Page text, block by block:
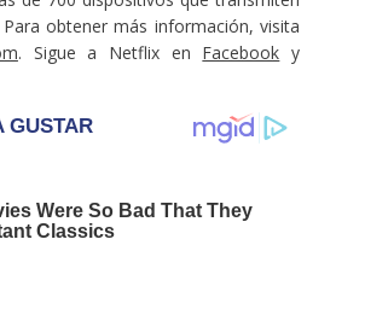
obtener más información, visita
. Sigue a Netflix en Facebook y